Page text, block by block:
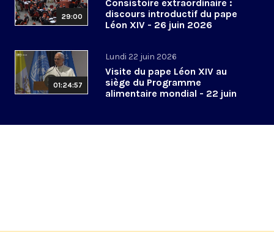
29:00
Consistoire extraordinaire :
discours introductif du pape
Léon XIV - 26 juin 2026
01:24:57
Lundi 22 juin 2026
Visite du pape Léon XIV au
siège du Programme
alimentaire mondial - 22 juin